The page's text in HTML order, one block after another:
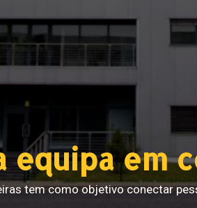
equipa em
tem como objetivo conectar